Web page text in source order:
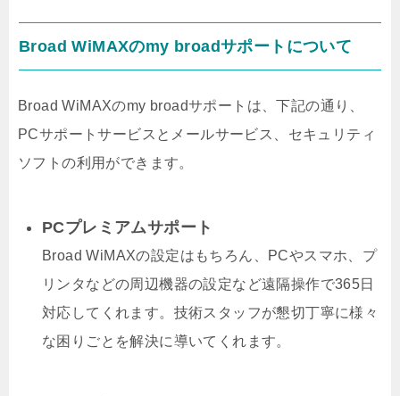
Broad WiMAXのmy broadサポートについて
Broad WiMAXのmy broadサポートは、下記の通り、
PCサポートサービスとメールサービス、セキュリティ
ソフトの利用ができます。
PCプレミアムサポート
Broad WiMAXの設定はもちろん、PCやスマホ、プ
リンタなどの周辺機器の設定など遠隔操作で365日
対応してくれます。技術スタッフが懇切丁寧に様々
な困りごとを解決に導いてくれます。